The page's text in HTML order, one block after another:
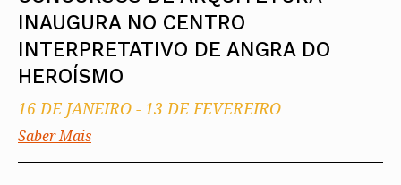
INAUGURA NO CENTRO
INTERPRETATIVO DE ANGRA DO
HEROÍSMO
16 DE JANEIRO - 13 DE FEVEREIRO
Saber Mais